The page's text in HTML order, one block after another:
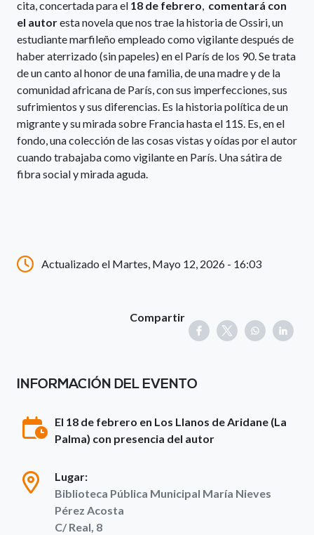
cita, concertada para el 18 de febrero, comentará con
el autoresta novela que nos trae la historia de Ossiri, un
estudiante marfileño empleado como vigilante después de
haber aterrizado (sin papeles) en el París de los 90. Se trata
de un canto al honor de una familia, de una madre y de la
comunidad africana de París, con sus imperfecciones, sus
sufrimientos y sus diferencias. Es la historia política de un
migrante y su mirada sobre Francia hasta el 11S. Es, en el
fondo, una colección de las cosas vistas y oídas por el autor
cuando trabajaba como vigilante en París. Una sátira de
fibra social y mirada aguda.
Actualizado el Martes, Mayo 12, 2026 - 16:03
Compartir
INFORMACIÓN DEL EVENTO
El 18 de febrero en Los Llanos de Aridane (La
Palma) con presencia del autor
Lugar:
Biblioteca Pública Municipal María Nieves
Pérez Acosta
C/ Real, 8